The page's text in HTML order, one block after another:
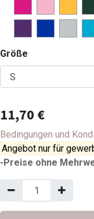
Größe
11,70 €
Bedingungen und
Angebot nur für
-Preise ohne